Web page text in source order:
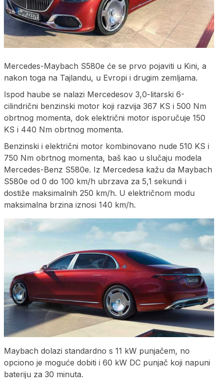
Mercedes-Maybach S580e će se prvo pojaviti u Kini, a
nakon toga na Tajlandu, u Evropi i drugim zemljama.
Ispod haube se nalazi Mercedesov 3,0-litarski 6-
cilindrični benzinski motor koji razvija 367 KS i 500 Nm
obrtnog momenta, dok električni motor isporučuje 150
KS i 440 Nm obrtnog momenta.
Benzinski i električni motor kombinovano nude 510 KS i
750 Nm obrtnog momenta, baš kao u slučaju modela
Mercedes-Benz S580e. Iz Mercedesa kažu da Maybach
S580e od 0 do 100 km/h ubrzava za 5,1 sekundi i
dostiže maksimalnih 250 km/h. U električnom modu
maksimalna brzina iznosi 140 km/h.
Maybach dolazi standardno s 11 kW punjačem, no
opciono je moguće dobiti i 60 kW DC punjač koji napuni
bateriju za 30 minuta.